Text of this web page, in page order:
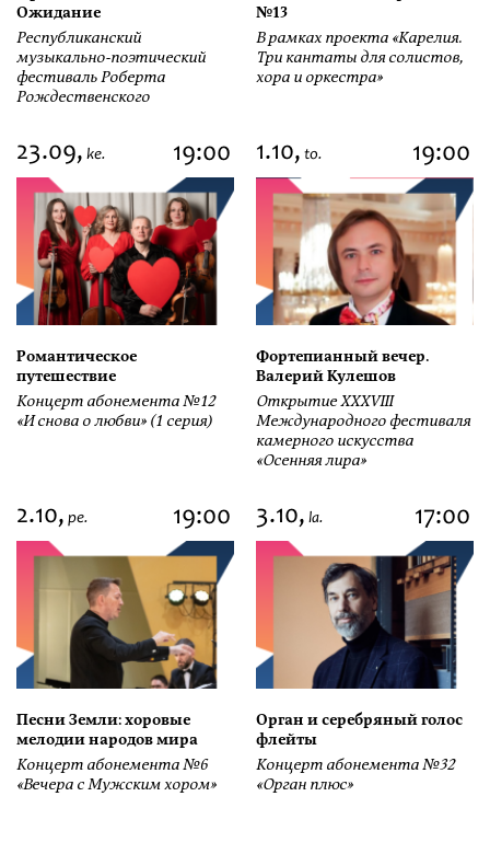
Ожидание
Республиканский
музыкально-поэтический
фестиваль Роберта
Рождественского
№13
В рамках проекта «Карелия.
Три кантаты для солистов,
хора и оркестра»
23.09, ke. 19:00
Романтическое
путешествие
Концерт абонемента №12
«И снова о любви» (1 серия)
1.10, to. 19:00
Фортепианный вечер.
Валерий Кулешов
Открытие ХХХVIII
Международного фестиваля
камерного искусства
«Осенняя лира»
2.10, pe. 19:00
Песни Земли: хоровые
мелодии народов мира
Концерт абонемента №6
«Вечера с Мужским хором»
3.10, la. 17:00
Орган и серебряный голос
флейты
Концерт абонемента №32
«Орган плюс»